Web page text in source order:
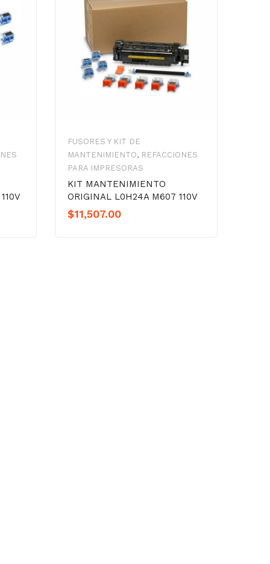
FUSORES Y KIT DE
MANTENIMIENTO, REFACCIONES
PARA IMPRESORAS
KIT MANTENIMIENTO
ORIGINAL L0H24A M607 110V
$11,507.00